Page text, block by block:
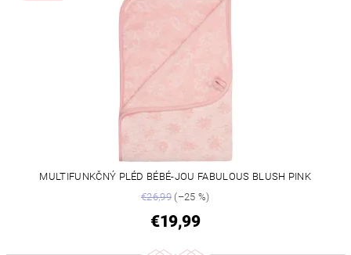
MULTIFUNKČNÝ PLÉD BÉBÉ-JOU FABULOUS BLUSH PINK
€26,99(–25 %)
€19,99